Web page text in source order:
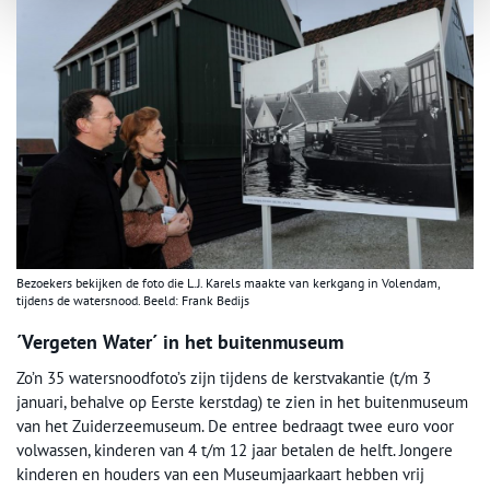
Bezoekers bekijken de foto die L.J. Karels maakte van kerkgang in Volendam,
tijdens de watersnood. Beeld: Frank Bedijs
´Vergeten Water´ in het buitenmuseum
Zo’n 35 watersnoodfoto’s zijn tijdens de kerstvakantie (t/m 3
januari, behalve op Eerste kerstdag) te zien in het buitenmuseum
van het Zuiderzeemuseum. De entree bedraagt twee euro voor
volwassen, kinderen van 4 t/m 12 jaar betalen de helft. Jongere
kinderen en houders van een Museumjaarkaart hebben vrij